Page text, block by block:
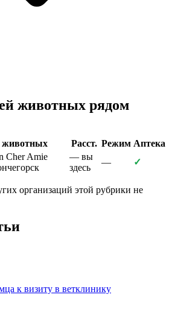
животных рядом
животных
Расст. Режим Аптека
Cher Amie
— вы
здесь
— ✓
организаций этой рубрики не
к визиту в ветклинику